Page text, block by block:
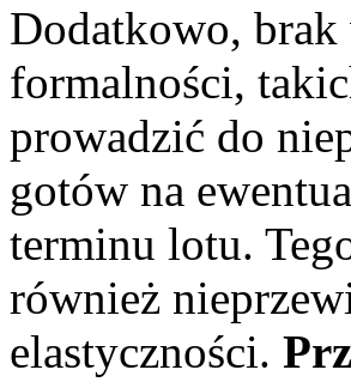
Dodatkowo, brak
formalności,
prowadzić do
gotów na
terminu lotu.
również
elastyczności.